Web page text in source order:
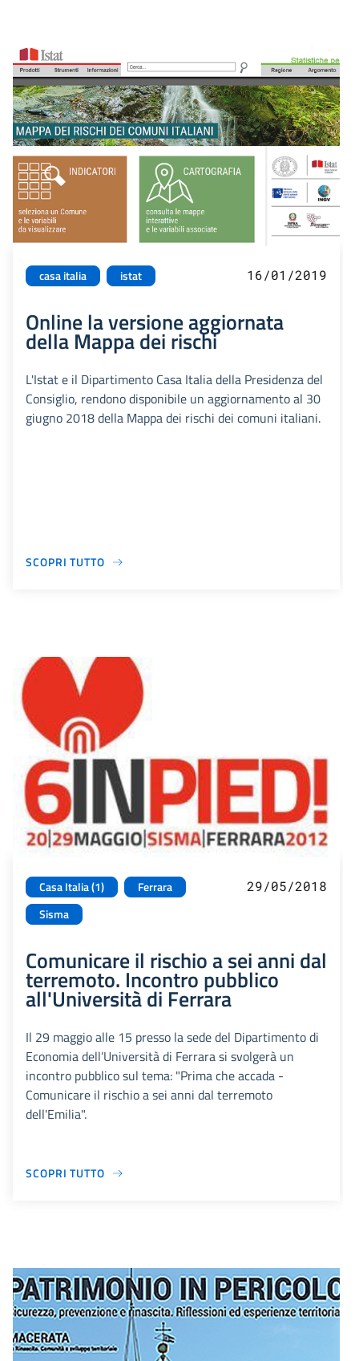
casa italia istat 16/01/2019
Online la versione aggiornata
della Mappa dei rischi
L'Istat e il Dipartimento Casa Italia della Presidenza del
Consiglio, rendono disponibile un aggiornamento al 30
giugno 2018 della Mappa dei rischi dei comuni italiani.
SCOPRI TUTTO
Casa Italia (1)
Ferrara
Sisma
29/05/2018
Comunicare il rischio a sei anni dal
terremoto. Incontro pubblico
all'Università di Ferrara
Il 29 maggio alle 15 presso la sede del Dipartimento di
Economia dell’Università di Ferrara si svolgerà un
incontro pubblico sul tema: "Prima che accada -
Comunicare il rischio a sei anni dal terremoto
dell'Emilia".
SCOPRI TUTTO